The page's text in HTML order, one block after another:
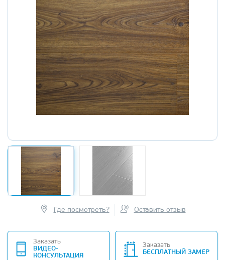
Где посмотреть? Оставить отзыв
Заказать
ВИДЕО-
КОНСУЛЬТАЦИЯ
Заказать
БЕСПЛАТНЫЙ ЗАМЕР